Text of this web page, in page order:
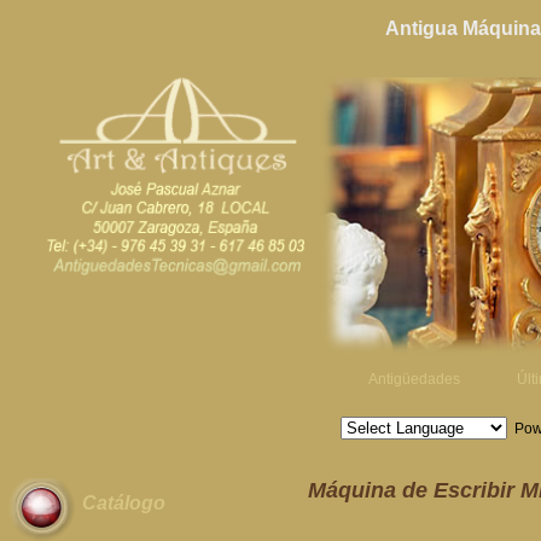
Antigua
Antigüedades
Catálogo
Máquina de Escribir